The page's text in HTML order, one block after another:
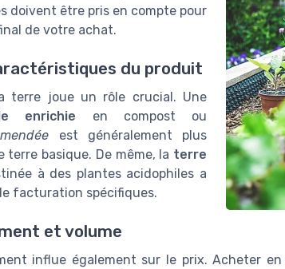
doivent être pris en compte pour
de votre achat.
du produit
terre joue un rôle crucial. Une
enrichie en compost ou
est généralement plus
terre basique. De même, la terre
à des plantes acidophiles a
facturation spécifiques.
et volume
influe également sur le prix. Acheter en